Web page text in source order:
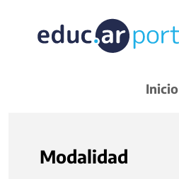
Inicio
Modalidad